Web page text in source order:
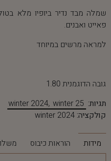
שמלה מבד נדיר ביופיו מלא
פאייט ואבנים.
למראה מרשים במיוחד
גובה הדוגמנית 1.80
תגיות:
winter 2024 winter 25
קולקציה: winter 2024
מידות הוראות כיבוס